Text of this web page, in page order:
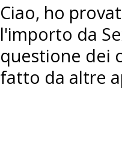
Ciao, ho
l'importo da
questione dei
fatto da altre